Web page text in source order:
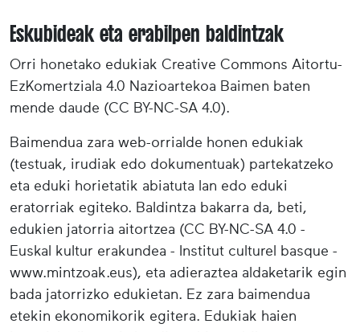
Eskubideak eta erabilpen baldintzak
Orri honetako edukiak Creative Commons Aitortu-
EzKomertziala 4.0 Nazioartekoa Baimen baten
mende daude (CC BY-NC-SA 4.0).
Baimendua zara web-orrialde honen edukiak
(testuak, irudiak edo dokumentuak) partekatzeko
eta eduki horietatik abiatuta lan edo eduki
eratorriak egiteko. Baldintza bakarra da, beti,
edukien jatorria aitortzea (CC BY-NC-SA 4.0 -
Euskal kultur erakundea - Institut culturel basque -
www.mintzoak.eus), eta adieraztea aldaketarik egin
bada jatorrizko edukietan. Ez zara baimendua
etekin ekonomikorik egitera. Edukiak haien